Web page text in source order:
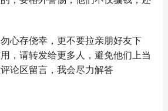
心存侥幸，更不要拉亲朋好友下
，请转发给更多人，避免他们上当
论区留言，我会尽力解答